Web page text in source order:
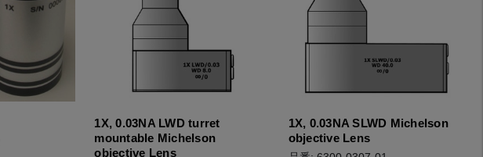
1X, 0.03NA LWD turret
mountable Michelson
objective Lens
1X, 0.03NA SLWD Michelson
objective Lens